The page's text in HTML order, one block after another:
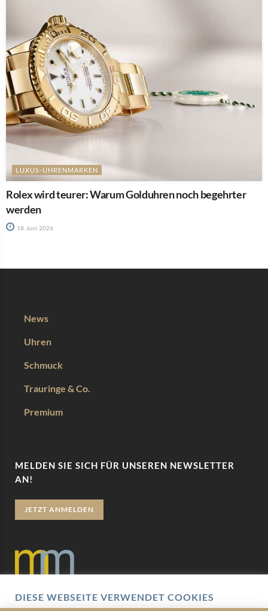
LUXUS-UHRENMARKEN
Rolex wird teurer: Warum Golduhren noch begehrter
werden
18. Juni 2026
News
Uhren
Schmuck
Trauringe & Co.
Premium
MELDEN SIE SICH FÜR UNSEREN NEWSLETTER
AN!
JETZT ANMELDEN
DIESE WEBSEITE VERWENDET COOKIES